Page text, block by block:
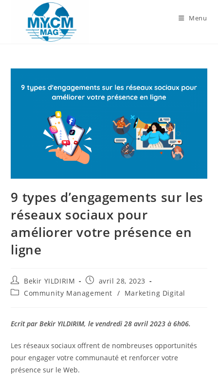
Menu
9 types d’engagements sur les
réseaux sociaux pour
améliorer votre présence en
ligne
Auteur/autrice
de
la
Bekir YILDIRIM
Publication
publiée :
avril 28, 2023
PostCommunity Management / Marketing Digital
Ecrit par Bekir YILDIRIM, le vendredi 28 avril 2023 à 6h06.
Les réseaux sociaux offrent de nombreuses opportunités
pour engager votre communauté et renforcer votre
présence sur le Web.